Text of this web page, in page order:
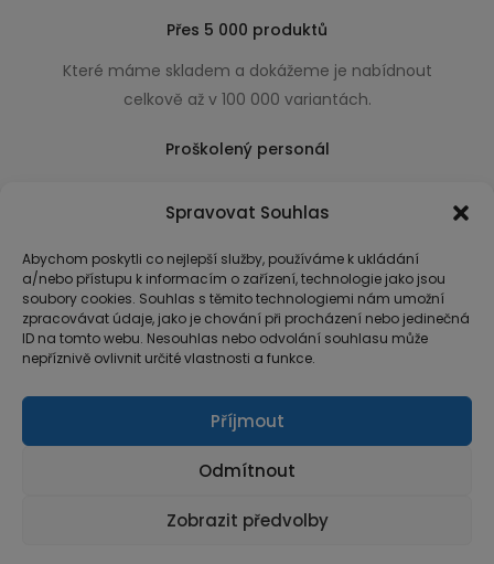
Spravovat Souhlas
Abychom poskytli co nejlepší služby, používáme k ukládání
a/nebo přístupu k informacím o zařízení, technologie jako jsou
soubory cookies. Souhlas s těmito technologiemi nám umožní
zpracovávat údaje, jako je chování při procházení nebo jedinečná
ID na tomto webu. Nesouhlas nebo odvolání souhlasu může
nepříznivě ovlivnit určité vlastnosti a funkce.
Příjmout
Odmítnout
Zobrazit předvolby
Přes 5 000 produktů
Které máme skladem a dokážeme je nabídnout
celkově až v 100 000 variantách.
Proškolený personál
usnadňující nákup.
© Copyright 2026 MarketArt